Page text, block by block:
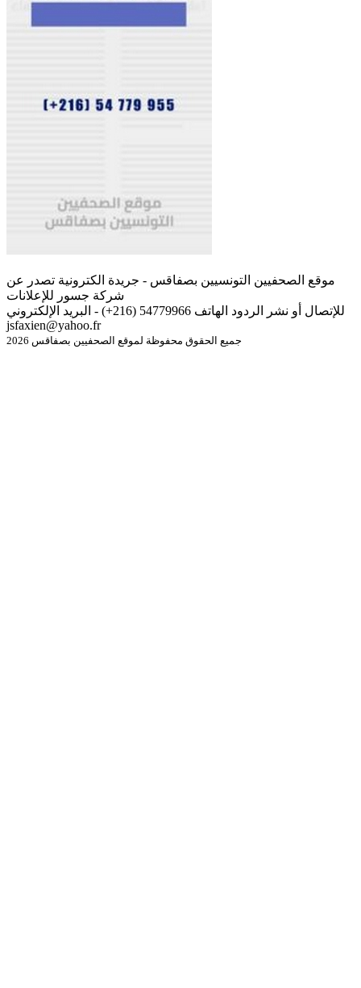
موقع الصحفيين التونسيين بصفاقس - جريدة الكترونية تصدر عن
شركة جسور للإعلانات
للإتصال أو نشر الردود الهاتف 54779966 (216+) - البريد الإلكتروني
jsfaxien@yahoo.fr
جميع الحقوق محفوظة لموقع الصحفيين بصفاقس 2026